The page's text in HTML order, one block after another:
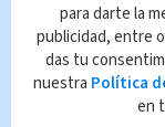
para darte la
publicidad, entre
das tu
nuestra Política
en